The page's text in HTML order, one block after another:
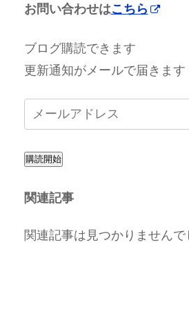
お問い合わせはこちら
ブログ購読できます
更新通知がメールで届きます
購読開始
関連記事
関連記事は見つかりませんで